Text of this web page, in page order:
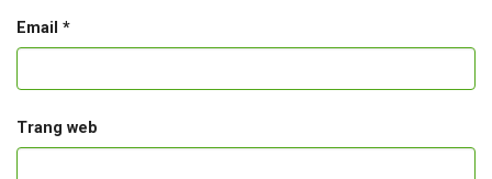
Email *
Trang web